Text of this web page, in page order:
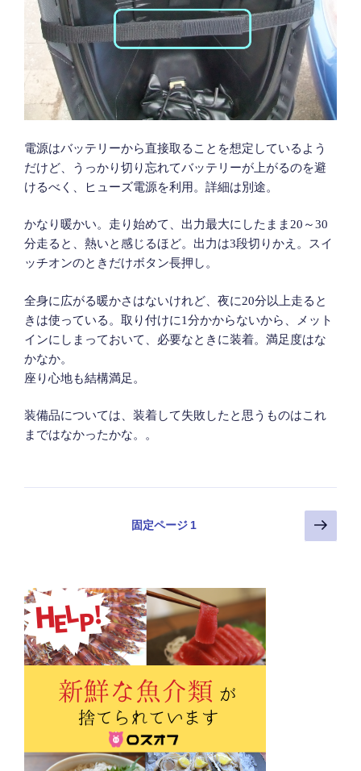
電源はバッテリーから直接取ることを想定しているよう
だけど、うっかり切り忘れてバッテリーが上がるのを避
けるべく、ヒューズ電源を利用。詳細は別途。
かなり暖かい。走り始めて、出力最大にしたまま20～30
分走ると、熱いと感じるほど。出力は3段切りかえ。スイ
ッチオンのときだけボタン長押し。
全身に広がる暖かさはないけれど、夜に20分以上走ると
きは使っている。取り付けに1分かからないから、メット
インにしまっておいて、必要なときに装着。満足度はな
かなか。
座り心地も結構満足。
装備品については、装着して失敗したと思うものはこれ
まではなかったかな。。
ペ
ー
ジ
送
固定ページ 1
次
の